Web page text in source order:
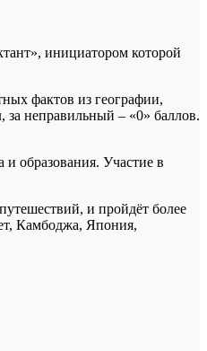
инициатором которой
фактов из географии,
за неправильный – «0» баллов.
и образования. Участие в
и пройдёт более
Камбоджа, Япония,